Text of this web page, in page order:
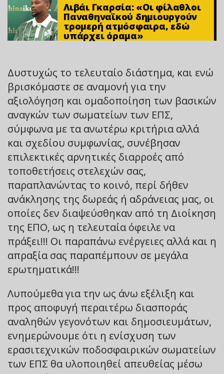
Λιβάι Γκαρσία: «Οι φίλαθλοι
Παναθηναϊκού δημιουργούν
τρομερή ατμόσφαιρα, εδώ
υπάρχει όραμα»
Δυστυχώς το τελευταίο διάστημα, και ενώ
βρισκόμαστε σε αναμονή για την
αξιολόγηση και ομαδοποίηση των βασικών
αναγκών των σωματείων των ΕΠΣ,
σύμφωνα με τα ανωτέρω κριτήρια αλλά
και σχεδίου συμφωνίας, συνέβησαν
επιλεκτικές αρνητικές διαρροές από
τοποθετήσεις στελεχών σας,
παραπλανώντας το κοινό, περί δήθεν
ανάκλησης της δωρεάς ή αδράνειας μας, οι
οποίες δεν διαψεύσθηκαν από τη Διοίκηση
της ΕΠΟ, ως η τελευταία όφειλε να
πράξει!!! Οι παραπάνω ενέργειες αλλά και η
απραξία σας παραπέμπουν σε μεγάλα
ερωτηματικά!!!
Λυπούμεθα για την ως άνω εξέλιξη και
προς αποφυγή περαιτέρω διασποράς
αναληθών γεγονότων και δημοσιευμάτων,
ενημερώνουμε ότι η ενίσχυση των
ερασιτεχνικών ποδοσφαιρικών σωματείων
των ΕΠΣ θα υλοποιηθεί απευθείας μέσω